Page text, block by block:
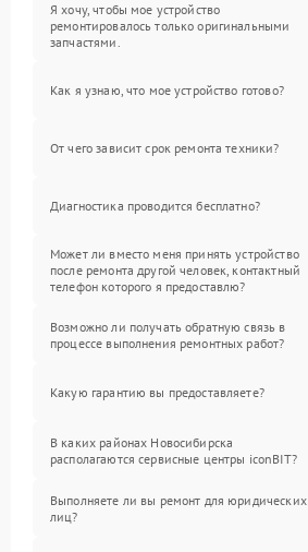
Я хочу, чтобы мое устройство
ремонтировалось только оригинальными
запчастями.
Как я узнаю, что мое устройство готово?
От чего зависит срок ремонта техники?
Диагностика проводится бесплатно?
Может ли вместо меня принять устройство
после ремонта другой человек, контактный
телефон которого я предоставлю?
Возможно ли получать обратную связь в
процессе выполнения ремонтных работ?
Какую гарантию вы предоставляете?
В каких районах Новосибирска
располагаются сервисные центры iconBIT?
Выполняете ли вы ремонт для юридических
лиц?